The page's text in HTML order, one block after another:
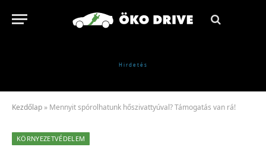
Kezdőlap » Mennyit spórolhatunk hőszivattyúval? Támogatás van rá!
KÖRNYEZETVÉDELEM